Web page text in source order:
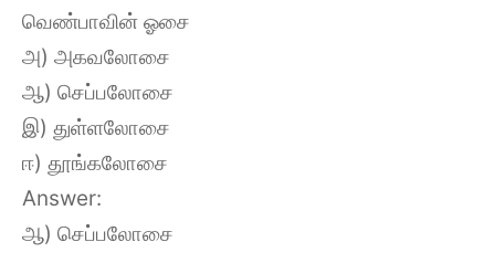
வெண்பாவின் ஓசை
அ) அகவலோசை
ஆ) செப்பலோசை
இ) துள்ளலோசை
ஈ) தூங்கலோசை
Answer:
ஆ) செப்பலோசை